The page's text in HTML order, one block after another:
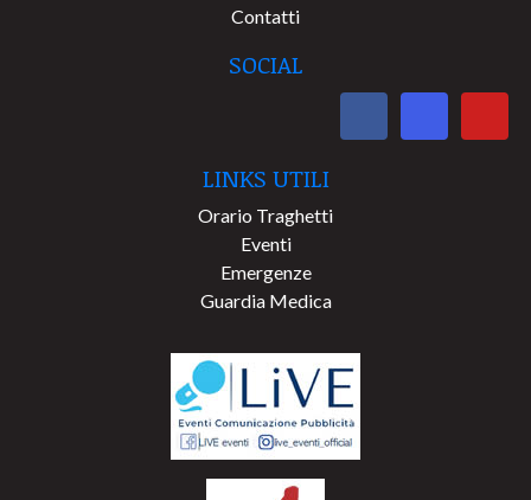
Contatti
SOCIAL
LINKS UTILI
Orario Traghetti
Eventi
Emergenze
Guardia Medica